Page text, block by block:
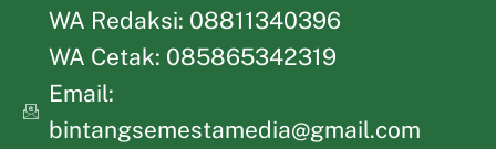
WA Redaksi: 08811340396
WA Cetak: 085865342319
Email:
bintangsemestamedia@gmail.com